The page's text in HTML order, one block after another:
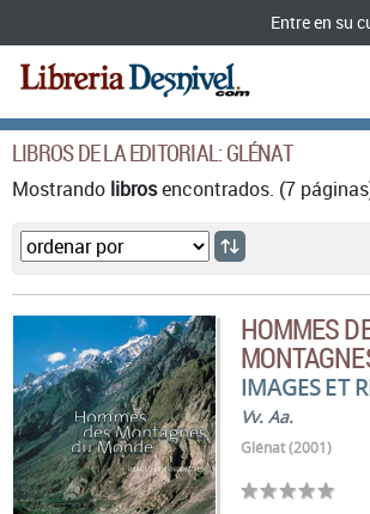
Entre en su
LIBROS DE LA EDITORIAL: GLÉNAT
Mostrando librosencontrados. (7
HOMMES
IMAGES ET
Vv. Aa.
Glénat (2001)